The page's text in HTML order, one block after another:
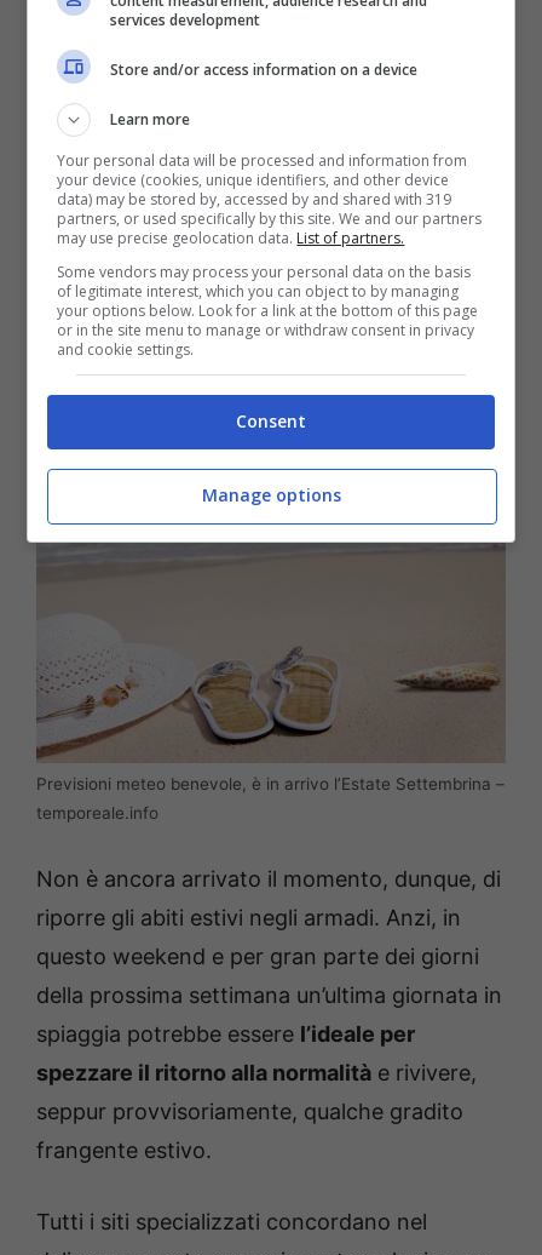
interessare anche parte del centro nella
giornata di mercoledì. Si tratterà tuttavia di
un peggioramento solo temporaneo. La
pressione atmosferica dovrebbe tornare
subito ad aumentare favorendo l’insorgere
della cosiddettaEstate Settembrinain
prossimità della conclusione della prima parte
del mese. Si tratta di un’ulteriore fase
meteorologicamente favorevole con tempo
mite e soleggiato e temperature in media sui
30 gradi.
Previsioni meteo benevole, è in arrivo l’Estate Settembrina –
temporeale.info
Non è ancora arrivato il momento, dunque, di
riporre gli abiti estivi negli armadi. Anzi, in
questo weekend e per gran parte dei giorni
della prossima settimana un’ultima giornata in
spiaggia potrebbe essere l’ideale per
spezzare il ritorno alla normalità e rivivere,
seppur provvisoriamente, qualche gradito
frangente estivo.
Tutti i siti specializzati concordano nel
services development
Store and/or access information on a device
Learn more
Your personal data will be processed and information from
your device (cookies, unique identifiers, and other device
data) may be stored by, accessed by and shared with 319
partners, or used specifically by this site. We and our partners
may use precise geolocation data. List of partners.
Some vendors may process your personal data on the basis
of legitimate interest, which you can object to by managing
your options below. Look for a link at the bottom of this page
or in the site menu to manage or withdraw consent in privacy
and cookie settings.
Consent
Manage options